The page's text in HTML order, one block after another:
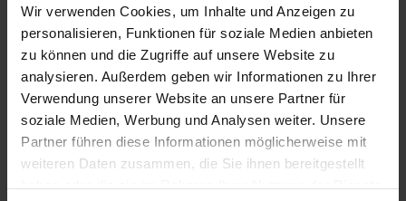
Wir verwenden Cookies, um Inhalte und Anzeigen zu
personalisieren, Funktionen für soziale Medien anbieten
zu können und die Zugriffe auf unsere Website zu
analysieren. Außerdem geben wir Informationen zu Ihrer
Verwendung unserer Website an unsere Partner für
soziale Medien, Werbung und Analysen weiter. Unsere
Partner führen diese Informationen möglicherweise mit
weiteren Daten zusammen, die Sie ihnen bereitgestellt
haben oder die sie im Rahmen Ihrer Nutzung der Dienste
Farben